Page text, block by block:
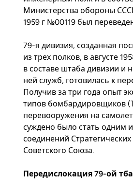
Министерства обороны
1959 г №00119 был
79-я дивизия, созданная
из трех полков, в августе
в составе штаба дивизии и
ней служб, готовилась к
Получив за три года опыт
типов бомбардировщиков
перевооружения на
суждено было стать одним
соединений
Советского Союза.
Передислокация 79-ой